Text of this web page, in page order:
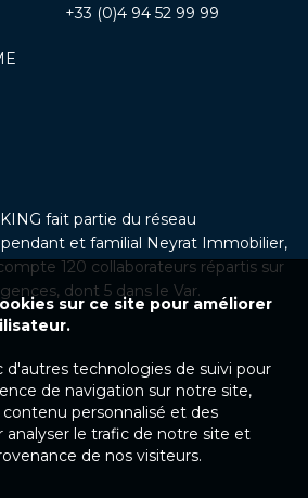
+33 (0)4 94 52 99 99
fait partie du réseau
et familial Neyrat Immobilier,
120 collaborateurs répartis sur
dont 5 dans le Var.
sur ce site pour améliorer
d'autres technologies de suivi pour
de navigation sur notre site,
personnalisé et des
analyser le trafic de notre site et
de nos visiteurs.